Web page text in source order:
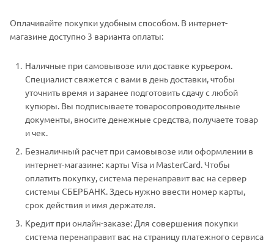
Оплачивайте покупки удобным способом. В интернет-
магазине доступно 3 варианта оплаты:
Наличные при самовывозе или доставке курьером.
Специалист свяжется с вами в день доставки, чтобы
уточнить время и заранее подготовить сдачу с любой
купюры. Вы подписываете товаросопроводительные
документы, вносите денежные средства, получаете товар
и чек.
Безналичный расчет при самовывозе или оформлении в
интернет-магазине: карты Visa и MasterCard. Чтобы
оплатить покупку, система перенаправит вас на сервер
системы СБЕРБАНК. Здесь нужно ввести номер карты,
срок действия и имя держателя.
Кредит при онлайн-заказе: Для совершения покупки
система перенаправит вас на страницу платежного сервиса